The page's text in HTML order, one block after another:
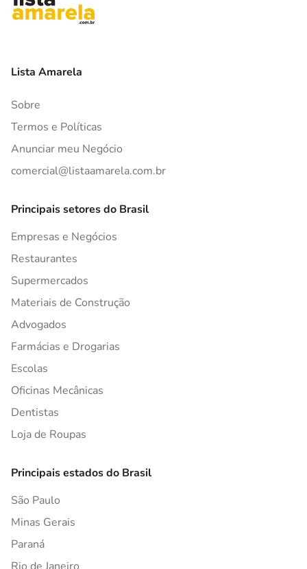
Lista Amarela
Sobre
Termos e Políticas
Anunciar meu Negócio
comercial@listaamarela.com.br
Principais setores do Brasil
Empresas e Negócios
Restaurantes
Supermercados
Materiais de Construção
Advogados
Farmácias e Drogarias
Escolas
Oficinas Mecânicas
Dentistas
Loja de Roupas
Principais estados do Brasil
São Paulo
Minas Gerais
Paraná